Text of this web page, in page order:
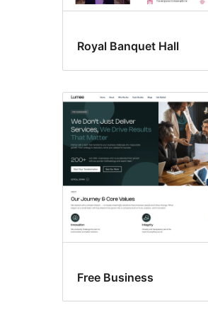
Royal Banquet Hall
Free Business